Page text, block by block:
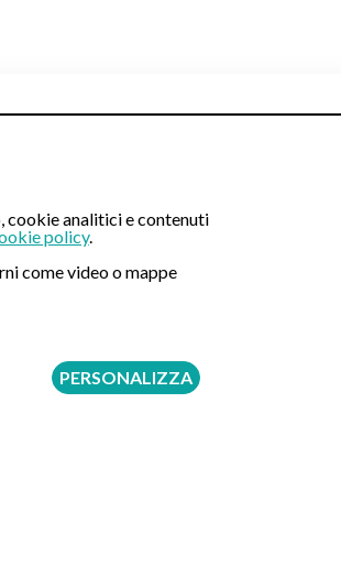
cookie analitici e contenuti
policy.
come video o mappe
PERSONALIZZA
innovative ed indolori come la